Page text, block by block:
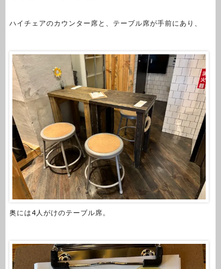
ハイチェアのカウンター席と、テーブル席が手前にあり、
奥には4人がけのテーブル席。